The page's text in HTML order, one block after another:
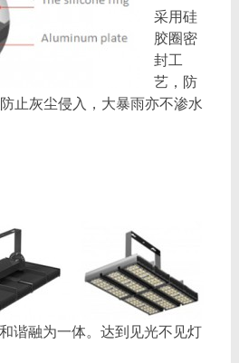
采用硅
胶圈密
封工
艺，防
止灰尘侵入，大暴雨亦不渗水
谐融为一体。达到见光不见灯